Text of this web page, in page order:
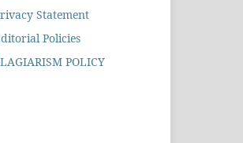
Statement
Policies
POLICY